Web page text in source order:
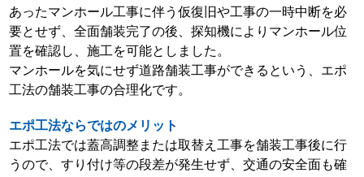
あったマンホール工事に伴う仮復旧や工事の一時中断を必
要とせず、全面舗装完了の後、探知機によりマンホール位
置を確認し、施工を可能としました。
マンホールを気にせず道路舗装工事ができるという、エポ
工法の舗装工事の合理化です。
エポ工法ならではのメリット
エポ工法では蓋高調整または取替え工事を舗装工事後に行
うので、すり付け等の段差が発生せず、交通の安全面も確